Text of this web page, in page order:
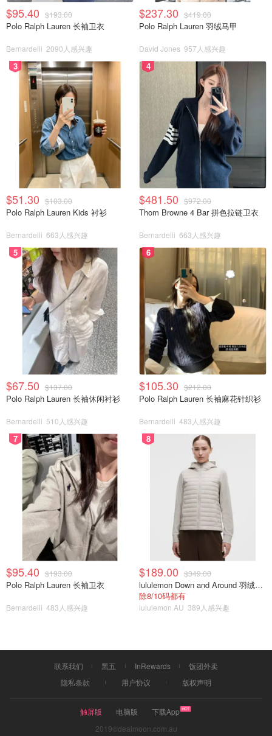
女主为了下一步的漫画题材灵感而接近男主而后慢慢在一起
里面的演员都不认识，都演技还是可以的，看着也不错
我的奇妙男友2恋恋不忘
这部剧是有第一部的，第一部是吴倩跟金泰焕演的，当时看
第二部男女主都换了，因为跟第一部隔得比较久看，看着感
觉还可以，虽然男女主换角还是比较可惜的，就当新剧看吧
$95.40 $193.00
Polo Ralph Lauren 长袖卫衣
Bernardelli 2090人感兴趣
$237.30 $419.00
Polo Ralph Lauren 羽绒马甲
David Jones 957人感兴趣
3
$51.30 $103.00
Polo Ralph Lauren Kids 衬衫
Bernardelli 663人感兴趣
4
$481.50 $972.00
Thom Browne 4 Bar 拼色拉链卫衣
Bernardelli 663人感兴趣
5
$67.50 $137.00
Polo Ralph Lauren 长袖休闲衬衫
Bernardelli 510人感兴趣
6
$105.30 $212.00
Polo Ralph Lauren 长袖麻花针织衫
Bernardelli 483人感兴趣
7
$95.40 $193.00
Polo Ralph Lauren 长袖卫衣
Bernardelli 483人感兴趣
8
$189.00 $349.00
lululemon Down and Around 羽绒夹克
除8/10码都有
lululemon AU 389人感兴趣
联系我们 黑五 InRewards
饭团外卖
隐私条款
用户协议 版权声明
触屏版 电脑版
下载App
2019©dealmoon.com.au